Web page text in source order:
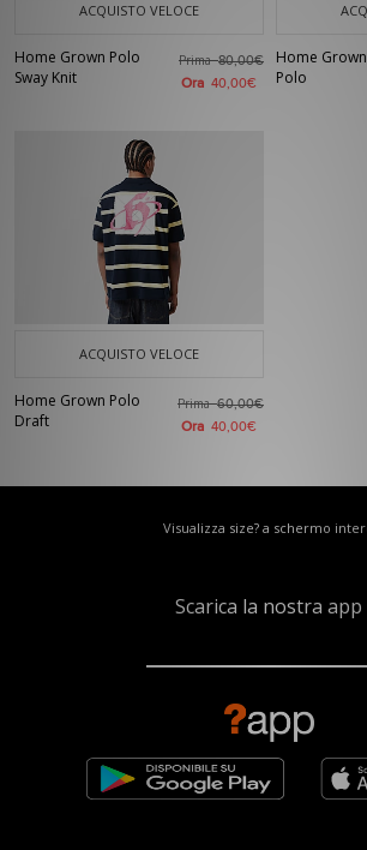
ACQUISTO VELOCE
Home Grown Polo
Sway Knit
Prima80,00€
Ora 40,00€
Home
Polo
ACQUISTO VELOCE
Home Grown Polo
Draft
Prima60,00€
Ora 40,00€
Visualizza size? a schermo
Scarica la nostra app